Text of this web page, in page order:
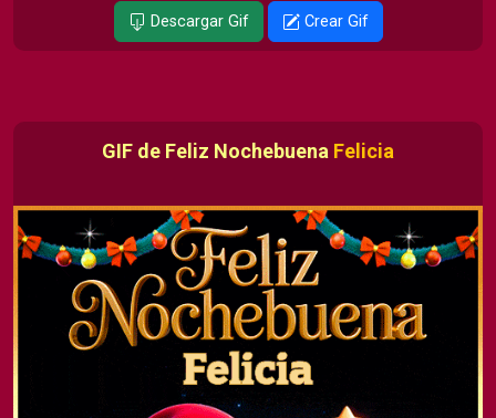
Descargar Gif Crear Gif
GIF de Feliz Nochebuena Felicia